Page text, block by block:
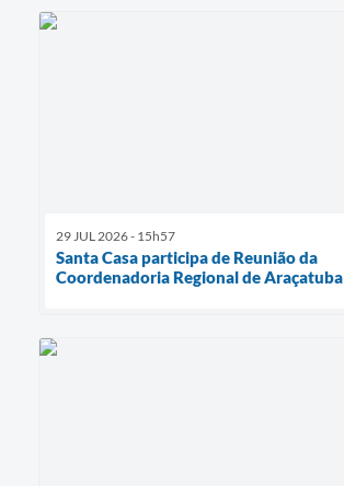
29 JUL 2026 - 15h57
Santa Casa participa de Reunião da
Coordenadoria Regional de Araçatuba